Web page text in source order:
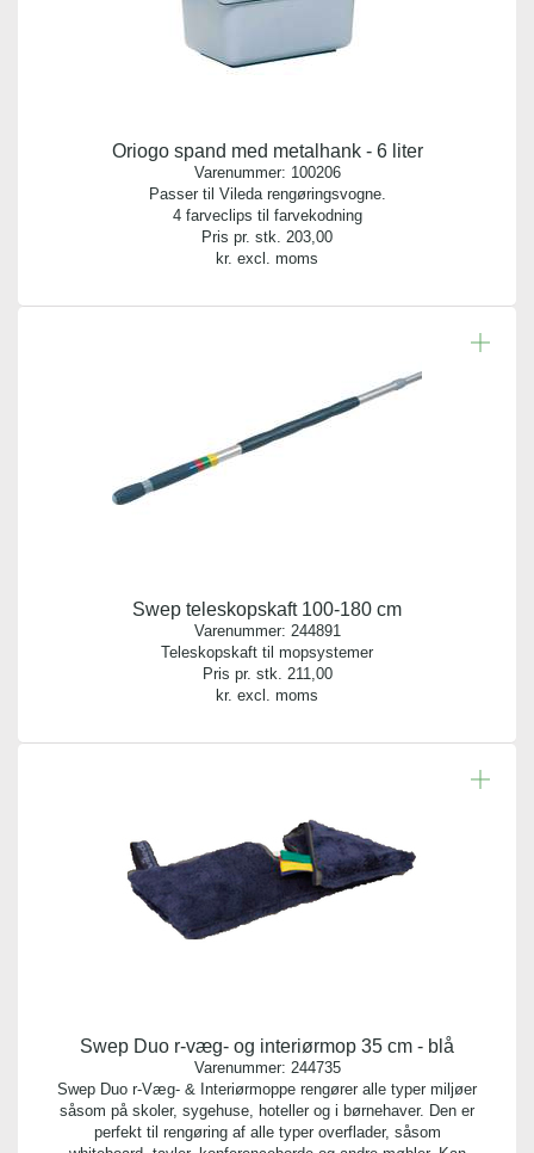
Oriogo spand med metalhank - 6 liter
Varenummer: 100206
Passer til Vileda rengøringsvogne.
4 farveclips til farvekodning
Pris pr. stk. 203,00
kr. excl. moms
Swep teleskopskaft 100-180 cm
Varenummer: 244891
Teleskopskaft til mopsystemer
Pris pr. stk. 211,00
kr. excl. moms
Swep Duo r-væg- og interiørmop 35 cm - blå
Varenummer: 244735
Swep Duo r-Væg- & Interiørmoppe rengører alle typer miljøer
såsom på skoler, sygehuse, hoteller og i børnehaver. Den er
perfekt til rengøring af alle typer overflader, såsom